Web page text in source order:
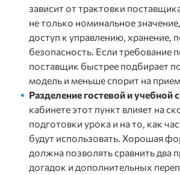
зависит от трактовки
не только номинальное
доступ к управлению, хранение,
безопасность. Если требование
поставщик быстрее подбирает
модель и меньше спорит на
Разделение гостевой и учебной
кабинете этот пункт влияет на
подготовки урока и на то, как
будут использовать. Хорошая
должна позволять сравнить два
догадок и дополнительных